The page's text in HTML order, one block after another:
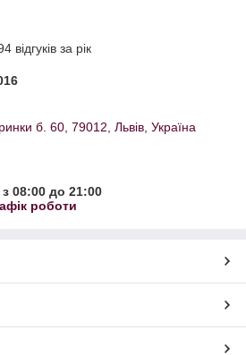
відгуків за рік
б. 60, 79012, Львів, Україна
08:00 до 21:00
роботи